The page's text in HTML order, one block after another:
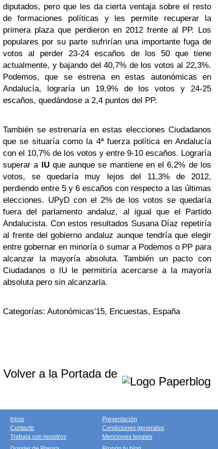
diputados, pero que les da cierta ventaja sobre el resto
de formaciones políticas y les permite recuperar la
primera plaza que perdieron en 2012 frente al PP. Los
populares por su parte sufrirían una importante fuga de
votos al perder 23-24 escaños de los 50 que tiene
actualmente, y bajando del 40,7% de los votos al 22,3%.
Podemos, que se estrena en estas autonómicas en
Andalucía, lograría un 19,9% de los votos y 24-25
escaños, quedándose a 2,4 puntos del PP.
También se estrenaría en estas elecciones Ciudadanos
que se situaría como la 4ª fuerza política en Andalucía
con el 10,7% de los votos y entre 9-10 escaños. Lograría
superar a IUque aunque se mantiene en el 6,2% de los
votos, se quedaría muy lejos del 11,3% de 2012,
perdiendo entre 5 y 6 escaños con respecto a las últimas
elecciones. UPyD con el 2% de los votos se quedaría
fuera del parlamento andaluz, al igual que el Partido
Andalucista. Con estos resultados Susana Díaz repetiría
al frente del gobierno andaluz aunque tendría que elegir
entre gobernar en minoría o sumar a Podemos o PP para
alcanzar la mayoría absoluta. También un pacto con
Ciudadanos o IU le permitiría acercarse a la mayoría
absoluta pero sin alcanzarla.
Categorías: Autonómicas'15, Encuestas, España
Volver a la Portada de
Inicio
Contacto
Trabaja con nosotros
Presentación
Condiciones generales
Menciones legales